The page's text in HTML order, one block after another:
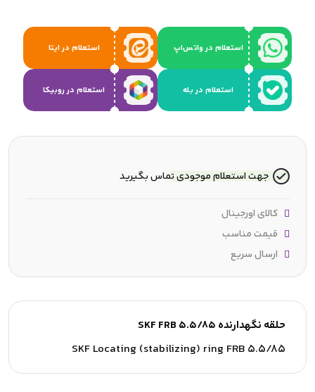
استعلام در واتس‌اپ استعلام در ایتا
استعلام در بله استعلام در روبیکا
حلقه نگهدارنده SKF FRB 5.5/85
SKF Locating (stabilizing) ring FRB 5.5/85
جهت استعلام موجودی تماس بگیرید
کالای اورجینال
قیمت مناسب
ارسال سریع